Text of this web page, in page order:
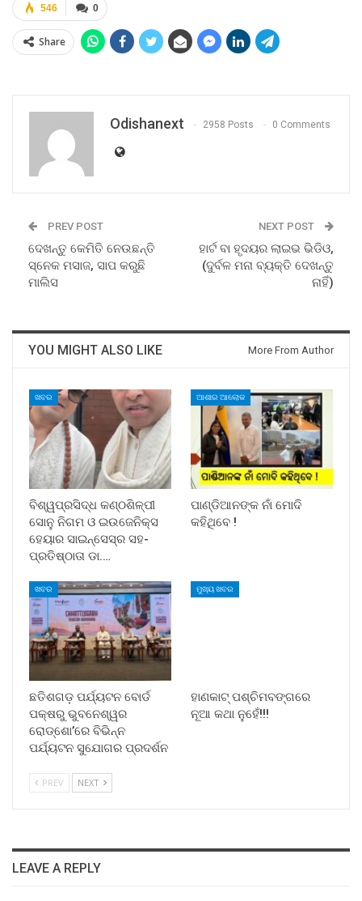
0
546
Share
Odishanext 2958 Posts 0 Comments
PREV POST
ଦେଖନ୍ତୁ କେମିତି ନେଉଛନ୍ତି
ସ୍ନେକ ମସାଜ, ସାପ କରୁଛି
ମାଲିସ
NEXT POST
ହାର୍ଟ ବା ହୃଦୟର ଲାଇଭ ଭିଡିଓ,
(ଦୁର୍ବଳ ମନା ବ୍ୟକ୍ତି ଦେଖନ୍ତୁ
ନାହିଁ)
YOU MIGHT ALSO LIKE More From Author
ଖବର
ବିଶ୍ୱପ୍ରସିଦ୍ଧ କଣ୍ଠଶିଳ୍ପୀ
ସୋନୁ ନିଗମ ଓ ଇଉଜେନିକ୍ସ
ହେୟାର ସାଇନ୍ସେସ୍ର ସହ-
ପ୍ରତିଷ୍ଠାତା ଡା.…
ଆଶାର ଆଲୋକ
ପାଣ୍ଡିଆନଙ୍କ ନାଁ ମୋଦି
କହିଥିବେ !
ଖବର
ଛତିଶଗଡ଼ ପର୍ଯ୍ୟଟନ ବୋର୍ଡ
ପକ୍ଷରୁ ଭୁବନେଶ୍ୱର
ରୋଡ୍‌ଶୋ’ରେ ବିଭିନ୍ନ
ପର୍ଯ୍ୟଟନ ସୁଯୋଗର ପ୍ରଦର୍ଶନ
ମୁଖ୍ୟ ଖବର
ହାଣକାଟ୍‌ ପଶ୍ଚିମବଙ୍ଗରେ
ନୂଆ କଥା ନୁହେଁ!!!
PREV NEXT
LEAVE A REPLY